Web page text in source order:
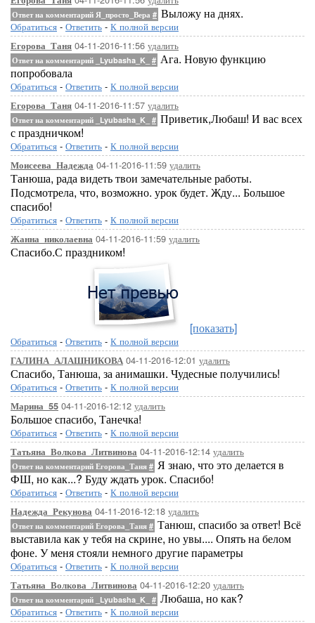
Ответ на комментарий Я_просто_Вера # Выложу на днях.
Обратиться - Ответить - К полной версии
Егорова_Таня 04-11-2016-11:56 удалить
Ответ на комментарий _Lyubasha_K_ # Ага. Новую функцию
попробовала
Обратиться - Ответить - К полной версии
Егорова_Таня 04-11-2016-11:57 удалить
Ответ на комментарий _Lyubasha_K_ # Приветик,Любаш! И вас всех
с праздничком!
Обратиться - Ответить - К полной версии
Моисеева_Надежда 04-11-2016-11:59 удалить
Танюша, рада видеть твои замечательные работы.
Подсмотрела, что, возможно. урок будет. Жду... Большое
спасибо!
Обратиться - Ответить - К полной версии
Жанна_николаевна 04-11-2016-11:59 удалить
Спасибо.С праздником!
[показать]
Обратиться - Ответить - К полной версии
ГАЛИНА_АЛАШНИКОВА 04-11-2016-12:01 удалить
Спасибо, Танюша, за анимашки. Чудесные получились!
Обратиться - Ответить - К полной версии
Марина_55 04-11-2016-12:12 удалить
Большое спасибо, Танечка!
Обратиться - Ответить - К полной версии
Татьяна_Волкова_Литвинова 04-11-2016-12:14 удалить
Ответ на комментарий Егорова_Таня # Я знаю, что это делается в
ФШ, но как...? Буду ждать урок. Спасибо!
Обратиться - Ответить - К полной версии
Надежда_Рекунова 04-11-2016-12:18 удалить
Ответ на комментарий Егорова_Таня # Танюш, спасибо за ответ! Всё
выставила как у тебя на скрине, но увы.... Опять на белом
фоне. У меня стояли немного другие параметры
Обратиться - Ответить - К полной версии
Татьяна_Волкова_Литвинова 04-11-2016-12:20 удалить
Ответ на комментарий _Lyubasha_K_ # Любаша, но как?
Обратиться - Ответить - К полной версии